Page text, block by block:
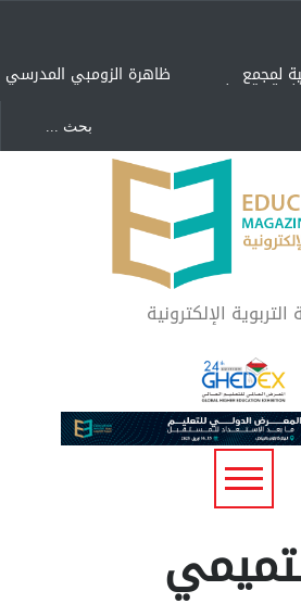
ظاهرة الزومبي المدرسي لمجمع
تستهدف
"كنت أنضرب ومافيني إلا
العافية" هل هذا مبرر
لاستمرار أسلوب التربية
المتوارث؟
لماذا تعد برامج توعية الأطفال
بخصوصية الجسد وقاية لا
فضول؟
التربوية الإلكترونية